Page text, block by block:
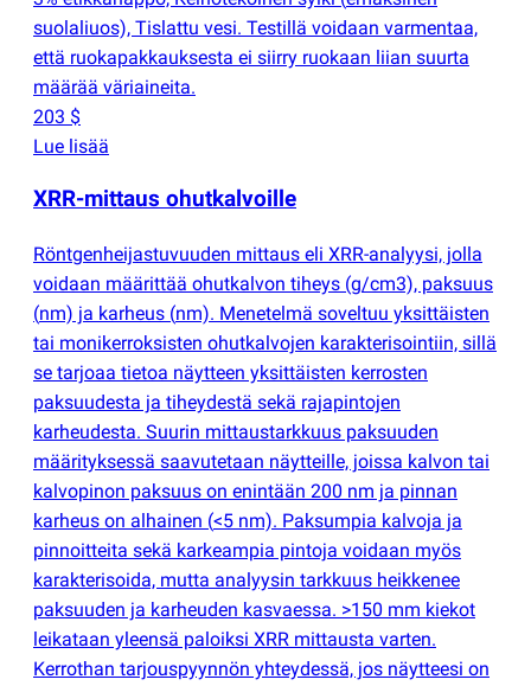
suolaliuos), Tislattu vesi. Testillä voidaan varmentaa,
että ruokapakkauksesta ei siirry ruokaan liian suurta
määrää väriaineita.
203 $
Lue lisää
XRR-mittaus ohutkalvoille
Röntgenheijastuvuuden mittaus eli XRR-analyysi, jolla
voidaan määrittää ohutkalvon tiheys (g/cm3), paksuus
(nm) ja karheus (nm). Menetelmä soveltuu yksittäisten
tai monikerroksisten ohutkalvojen karakterisointiin, sillä
se tarjoaa tietoa näytteen yksittäisten kerrosten
paksuudesta ja tiheydestä sekä rajapintojen
karheudesta. Suurin mittaustarkkuus paksuuden
määrityksessä saavutetaan näytteille, joissa kalvon tai
kalvopinon paksuus on enintään 200 nm ja pinnan
karheus on alhainen (<5 nm). Paksumpia kalvoja ja
pinnoitteita sekä karkeampia pintoja voidaan myös
karakterisoida, mutta analyysin tarkkuus heikkenee
paksuuden ja karheuden kasvaessa. >150 mm kiekot
leikataan yleensä paloiksi XRR mittausta varten.
Kerrothan tarjouspyynnön yhteydessä, jos näytteesi on